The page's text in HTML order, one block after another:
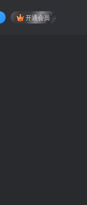
开通会员